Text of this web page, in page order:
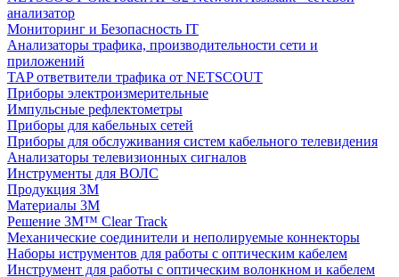
анализатор
Мониторинг и Безопасность IT
Анализаторы трафика, производительности сети и
приложений
TAP ответвители трафика от NETSCOUT
Приборы электроизмерительные
Импульсные рефлектометры
Приборы для кабельных сетей
Приборы для обслуживания систем кабельного телевидения
Анализаторы телевизионных сигналов
Инструменты для ВОЛС
Продукция 3M
Материалы 3М
Решение 3M™ Clear Track
Механические соединители и неполируемые коннекторы
Наборы иструментов для работы с оптическим кабелем
Инструмент для работы с оптическим волонкном и кабелем